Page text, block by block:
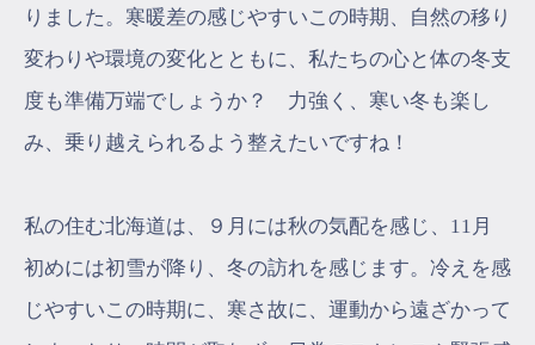
りました。寒暖差の感じやすいこの時期、自然の移り
変わりや環境の変化とともに、私たちの心と体の冬支
度も準備万端でしょうか？ 力強く、寒い冬も楽し
み、乗り越えられるよう整えたいですね！
私の住む北海道は、９月には秋の気配を感じ、11月
初めには初雪が降り、冬の訪れを感じます。冷えを感
じやすいこの時期に、寒さ故に、運動から遠ざかって